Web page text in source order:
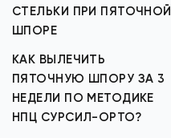
СТЕЛЬКИ ПРИ ПЯТОЧНОЙ
ШПОРЕ
КАК ВЫЛЕЧИТЬ
ПЯТОЧНУЮ ШПОРУ ЗА 3
НЕДЕЛИ ПО МЕТОДИКЕ
НПЦ СУРСИЛ-ОРТО?